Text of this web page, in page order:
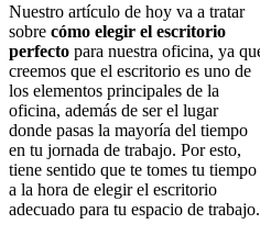
Nuestro artículo de hoy va a tratar
sobre cómo elegir el escritorio
perfecto para nuestra oficina, ya
creemos que el escritorio es uno de
los elementos principales de la
oficina, además de ser el lugar
donde pasas la mayoría del tiempo
en tu jornada de trabajo. Por esto,
tiene sentido que te tomes tu tiempo
a la hora de elegir el escritorio
adecuado para tu espacio de trabajo.